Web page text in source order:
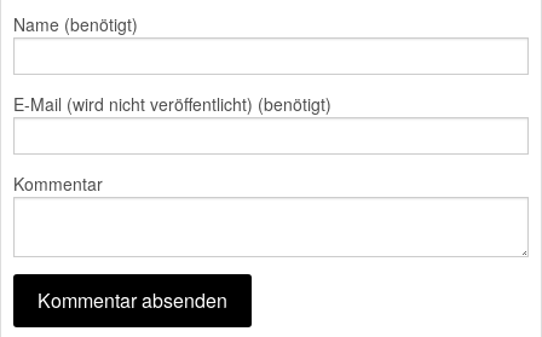
Name (benötigt)
E-Mail (wird nicht veröffentlicht) (benötigt)
Kommentar